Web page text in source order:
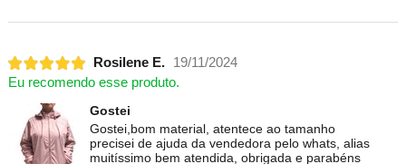
Rosilene E.
19/11/2024
Eu recomendo esse produto.
Gostei
Gostei,bom material, atentece ao tamanho
precisei de ajuda da vendedora pelo whats, alias
muitíssimo bem atendida, obrigada e parabéns